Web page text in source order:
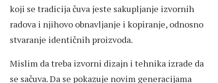
koji se tradicija čuva jeste sakupljanje izvornih
radova i njihovo obnavljanje i kopiranje, odnosno
stvaranje identičnih proizvoda.
Mislim da treba izvorni dizajn i tehnika izrade da
se sačuva. Da se pokazuje novim generacijama